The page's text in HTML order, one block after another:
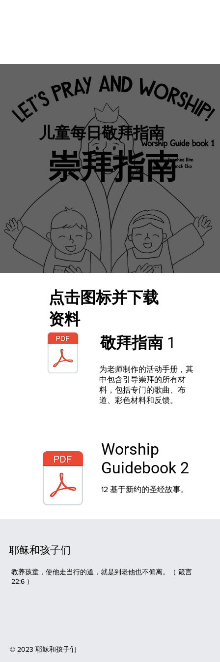
崇拜指南
儿童每日敬拜指南
为老师制作的活动手册，其
中包含引导崇拜的所有材
料，包括专门的歌曲、布
道、彩色材料和反馈。
Worship
Guidebook 2
12 基于新约的圣经故事。
敬拜指南 1
点击图标并下载
资料
耶稣和孩子们
教养孩童，使他走当行的道，就是到老他也不偏离。（ 箴言
22:6）
© 2023 耶稣和孩子们